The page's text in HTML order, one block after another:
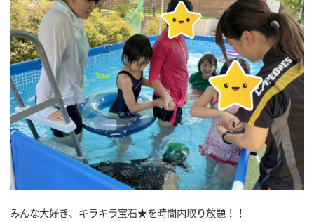
みんな大好き、キラキラ宝石★を時間内取り放題！！